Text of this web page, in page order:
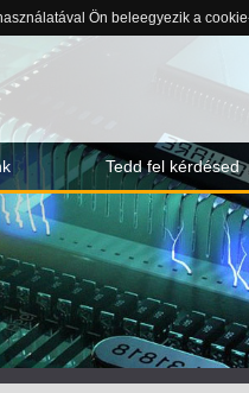
Ön beleegyezik a
Tedd fel kérdésed